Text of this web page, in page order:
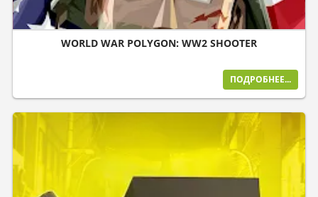
WORLD WAR POLYGON: WW2 SHOOTER
ПОДРОБНЕЕ...